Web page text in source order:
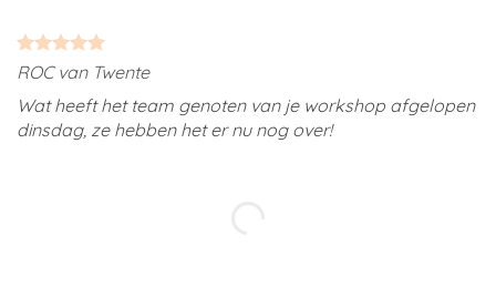
ROC van Twente
Wat heeft het team genoten van je workshop afgelopen
dinsdag, ze hebben het er nu nog over!